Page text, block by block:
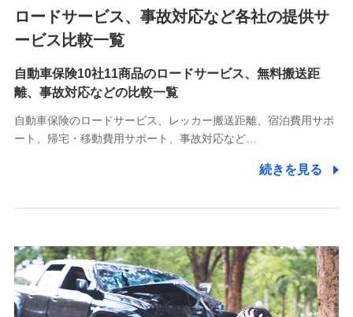
9.お問い合わせ情報
各種お問い合わせに対応するため
10.受託業務の 個人情報
受託業務の遂行およびこれらに準ずる業務の遂行のため
11.マイカー通勤管理クラウド並びに法人向けASPサー
をお送りするため
分析するため
当社の対応品質向上やお問い合わせ内容の正確な把握のため
個人情報保護管理者の職名、連絡先
株式会社ドコモ・インシュアランス 営業部長
ロードサービス、事故対応など各社の提供サ
ービス比較一覧
自動車保険10社11商品のロードサービス、無料搬送距
離、事故対応などの比較一覧
自動車保険のロードサービス、レッカー搬送距離、宿泊費用サポ
ート、帰宅・移動費用サポート、事故対応など…
続きを見る